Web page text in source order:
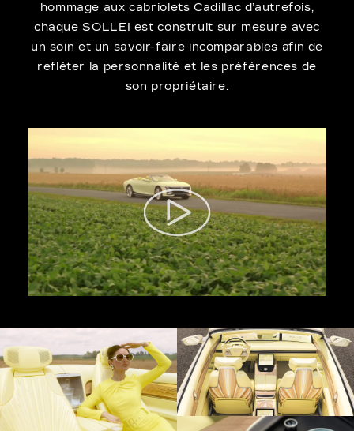
hommage aux cabriolets Cadillac d’autrefois,
chaque SOLLEI est construit sur mesure avec
un soin et un savoir-faire incomparables afin de
refléter la personnalité et les préférences de
son propriétaire.